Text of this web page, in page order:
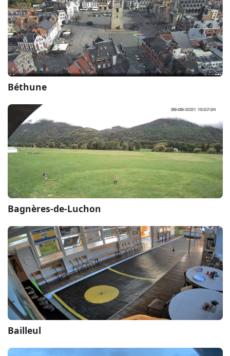
Béthune
Bagnères-de-Luchon
Bailleul